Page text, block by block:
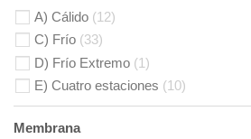
A) Cálido
12
C) Frío 33
D) Frío Extremo
1
E) Cuatro estaciones
10
Membrana